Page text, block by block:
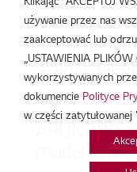
lut 20, 2026
lut 20, 2026
model).dwg
Klikając "AKCEPTUJ
używanie przez nas
zaakceptować lub
„USTAWIENIA
wykorzystywanych
dokumencie Polityce
w części